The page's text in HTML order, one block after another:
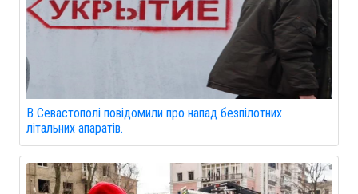
В Севастополі повідомили про напад безпілотних
літальних апаратів.